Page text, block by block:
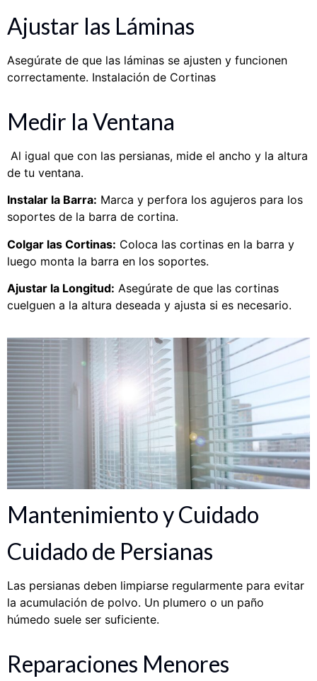
Ajustar las Láminas
Asegúrate de que las láminas se ajusten y funcionen
correctamente. Instalación de Cortinas
Medir la Ventana
Al igual que con las persianas, mide el ancho y la altura
de tu ventana.
Instalar la Barra: Marca y perfora los agujeros para los
soportes de la barra de cortina.
Colgar las Cortinas: Coloca las cortinas en la barra y
luego monta la barra en los soportes.
Ajustar la Longitud: Asegúrate de que las cortinas
cuelguen a la altura deseada y ajusta si es necesario.
Mantenimiento y Cuidado
Cuidado de Persianas
Las persianas deben limpiarse regularmente para evitar
la acumulación de polvo. Un plumero o un paño
húmedo suele ser suficiente.
Reparaciones Menores